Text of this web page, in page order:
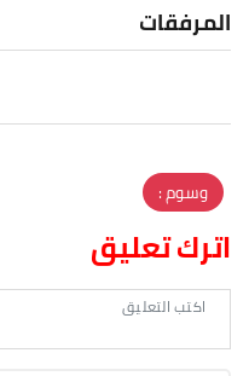
المرفقات
وسوم :
اترك تعليق